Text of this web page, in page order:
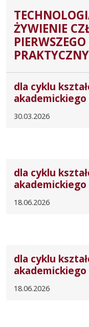
ŻYWIENIE
dla cyklu
akademickiego
30.03.2026
dla cyklu
akademickiego
18.06.2026
dla cyklu
akademickiego
18.06.2026